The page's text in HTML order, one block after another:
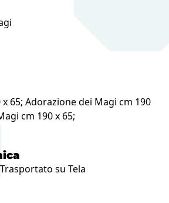
65; Adorazione dei Magi cm 190
cm 190 x 65;
su Tela